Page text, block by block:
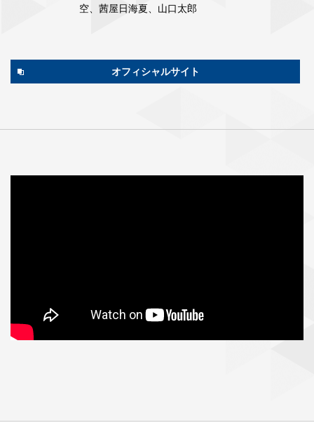
空、茜屋日海夏、山口太郎
オフィシャルサイト